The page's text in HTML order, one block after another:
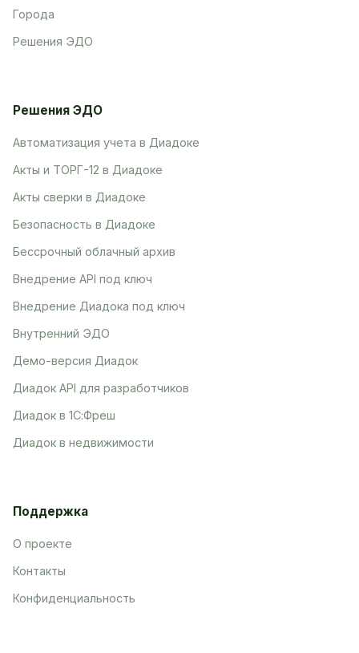
Города
Решения ЭДО
Решения ЭДО
Автоматизация учета в Диадоке
Акты и ТОРГ-12 в Диадоке
Акты сверки в Диадоке
Безопасность в Диадоке
Бессрочный облачный архив
Внедрение API под ключ
Внедрение Диадока под ключ
Внутренний ЭДО
Демо-версия Диадок
Диадок API для разработчиков
Диадок в 1С:Фреш
Диадок в недвижимости
Поддержка
О проекте
Контакты
Конфиденциальность